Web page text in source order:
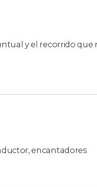
y el recorrido que
encantadores